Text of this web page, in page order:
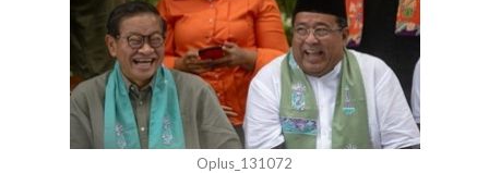
Oplus_131072